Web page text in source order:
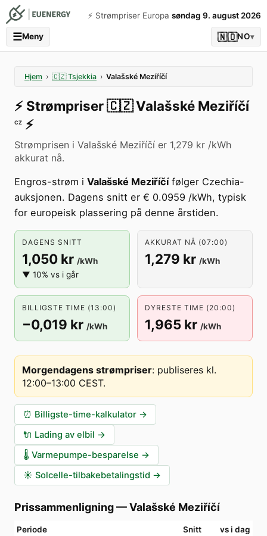
⚡️ Strømpriser Europa søndag 9. august 2026
☰Meny 🇳🇴NO▾
Hjem › 🇨🇿 Tsjekkia › Valašské Meziříčí
⚡️ Strømpriser🇨🇿Valašské Meziříčí
CZ ⚡️
Strømprisen i Valašské Meziříčí er 1,279 kr /kWh
akkurat nå.
Engros-strøm i Valašské Meziříčífølger Czechia-
auksjonen. Dagens snitt er € 0.0959 /kWh, typisk
for europeisk plassering på denne årstiden.
DAGENS SNITT
1,050 kr /kWh
▼ 10% vs i går
AKKURAT NÅ (07:00)
1,279 kr /kWh
BILLIGSTE TIME (13:00)
−0,019 kr /kWh
DYRESTE TIME (20:00)
1,965 kr /kWh
Morgendagens strømpriser: publiseres kl.
12:00–13:00 CEST.
⏰ Billigste-time-kalkulator →
🔌 Lading av elbil →
🌡️ Varmepumpe-besparelse →
☀️ Solcelle-tilbakebetalingstid →
Prissammenligning—Valašské Meziříčí
Periode Snitt vs i dag